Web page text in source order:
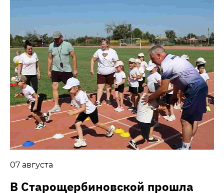
07 августа
В Старощербиновской прошла